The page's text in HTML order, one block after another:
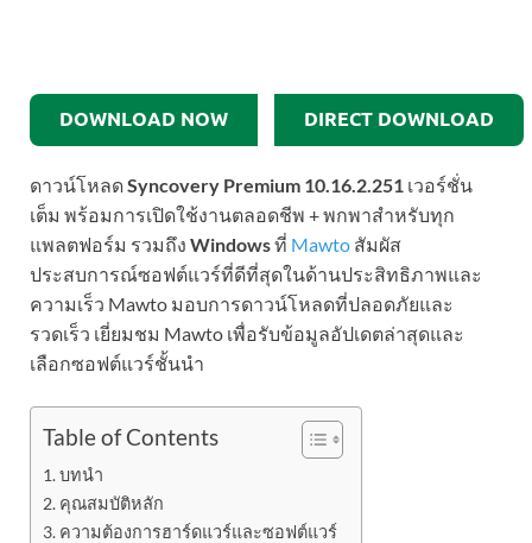
DOWNLOAD NOW DIRECT DOWNLOAD
ดาวน์โหลดSyncovery Premium 10.16.2.251 เวอร์ชั่น
เต็ม พร้อมการเปิดใช้งานตลอดชีพ + พกพาสำหรับทุก
แพลตฟอร์ม รวมถึง Windowsที่ Mawto สัมผัส
ประสบการณ์ซอฟต์แวร์ที่ดีที่สุดในด้านประสิทธิภาพและ
ความเร็ว Mawto มอบการดาวน์โหลดที่ปลอดภัยและ
รวดเร็ว เยี่ยมชม Mawto เพื่อรับข้อมูลอัปเดตล่าสุดและ
เลือกซอฟต์แวร์ชั้นนำ
Table of Contents
บทนำ
คุณสมบัติหลัก
ความต้องการฮาร์ดแวร์และซอฟต์แวร์